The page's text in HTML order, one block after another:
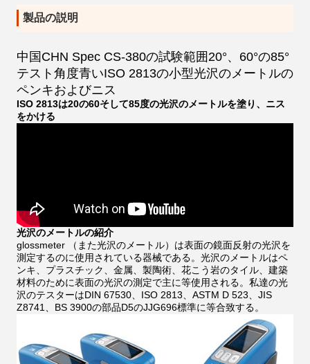
製品の説明
中国CHN Spec CS-380の試験範囲20°、60°の85°
テスト角度青いISO 2813の小型光沢のメートルの
ペンキおよびニス
ISO 2813は20の60そして85度の光沢のメートルを塗り、ニス
をかける
光沢のメートルの紹介
glossmeter （また光沢のメートル）は表面の鏡面反射の光沢を
測定するのに使用されている器械である。光沢のメートルはペ
ンキ、プラスチック、金属、製陶術、花こう岩のタイル、建築
材料のために表面の光沢の測定で主に等使用される。私達の光
沢のテスターはDIN 67530、ISO 2813、ASTM D 523、JIS
Z8741、BS 3900の部品D5のJJG696標準に等合致する。